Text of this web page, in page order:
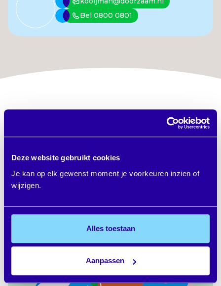
Deze website gebruikt cookies
Je kan op elk gewenst moment je voorkeuren inzien of
wijzigen.
Alles toestaan
Aanpassen
Bel 0800 0801
jezelf, je toekomst of je kans
op werk?